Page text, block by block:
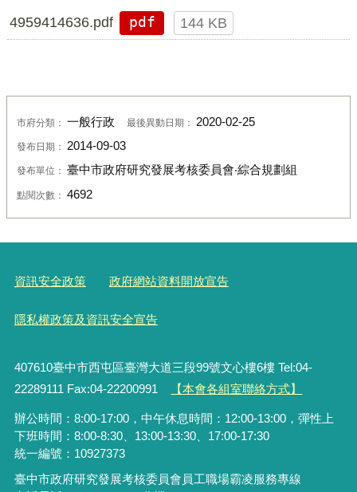
4959414636.pdf pdf 144 KB
市府分類： 一般行政 最後異動日期： 2020-02-25
發布日期： 2014-09-03
發布單位： 臺中市政府研究發展考核委員會‧綜合規劃組
點閱次數： 4692
資訊安全政策 政府網站資料開放宣告
隱私權政策及資訊安全宣告
407610臺中市西屯區臺灣大道三段99號文心樓6樓 Tel:04-
22289111 Fax:04-22200991
【本會各組室聯絡方式】
辦公時間：8:00-17:00，中午休息時間：12:00-13:00，彈性上
下班時間：8:00-8:30、13:00-13:30、17:00-17:30
統一編號：10927373
臺中市政府研究發展考核委員會員工職場霸凌服務專線